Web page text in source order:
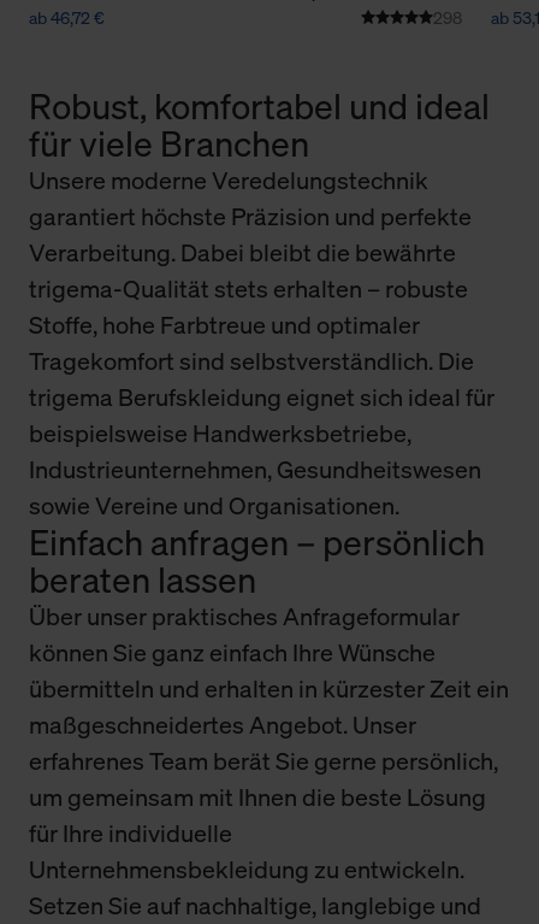
ab 46,72 € 298 ab
Robust, komfortabel und ideal
für viele Branchen
Unsere moderne Veredelungstechnik
garantiert höchste Präzision und perfekte
Verarbeitung. Dabei bleibt die bewährte
trigema-Qualität stets erhalten – robuste
Stoffe, hohe Farbtreue und optimaler
Tragekomfort sind selbstverständlich. Die
trigema Berufskleidung eignet sich ideal für
beispielsweise Handwerksbetriebe,
Industrieunternehmen, Gesundheitswesen
sowie Vereine und Organisationen.
Einfach anfragen – persönlich
beraten lassen
Über unser praktisches Anfrageformular
können Sie ganz einfach Ihre Wünsche
übermitteln und erhalten in kürzester Zeit ein
maßgeschneidertes Angebot. Unser
erfahrenes Team berät Sie gerne persönlich,
um gemeinsam mit Ihnen die beste Lösung
für Ihre individuelle
Unternehmensbekleidung zu entwickeln.
Setzen Sie auf nachhaltige, langlebige und